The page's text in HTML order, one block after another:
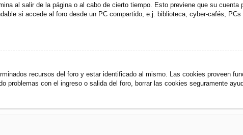
al salir de la página o al cabo de cierto tiempo. Esto previene que su cuenta
si accede al foro desde un PC compartido, e.j. biblioteca, cyber-cafés,
recursos del foro y estar identificado al mismo. Las cookies proveen
problemas con el ingreso o salida del foro, borrar las cookies seguramente